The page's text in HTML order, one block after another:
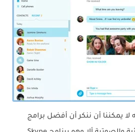
لا يمكننا أن ننكر أن أفضل برامج